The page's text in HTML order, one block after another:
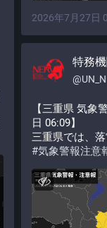
2026年7月27日
特務
@
【三重県 気象
日 06:09】
三重県では、落
#気象警報注意